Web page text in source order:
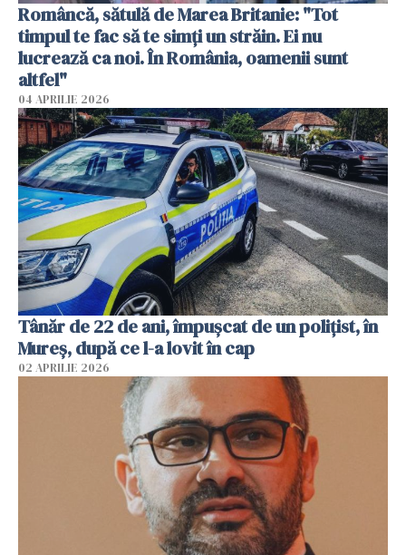
Româncă, sătulă de Marea Britanie: "Tot
timpul te fac să te simți un străin. Ei nu
lucrează ca noi. În România, oamenii sunt
altfel"
04 APRILIE 2026
Tânăr de 22 de ani, împușcat de un polițist, în
Mureș, după ce l-a lovit în cap
02 APRILIE 2026